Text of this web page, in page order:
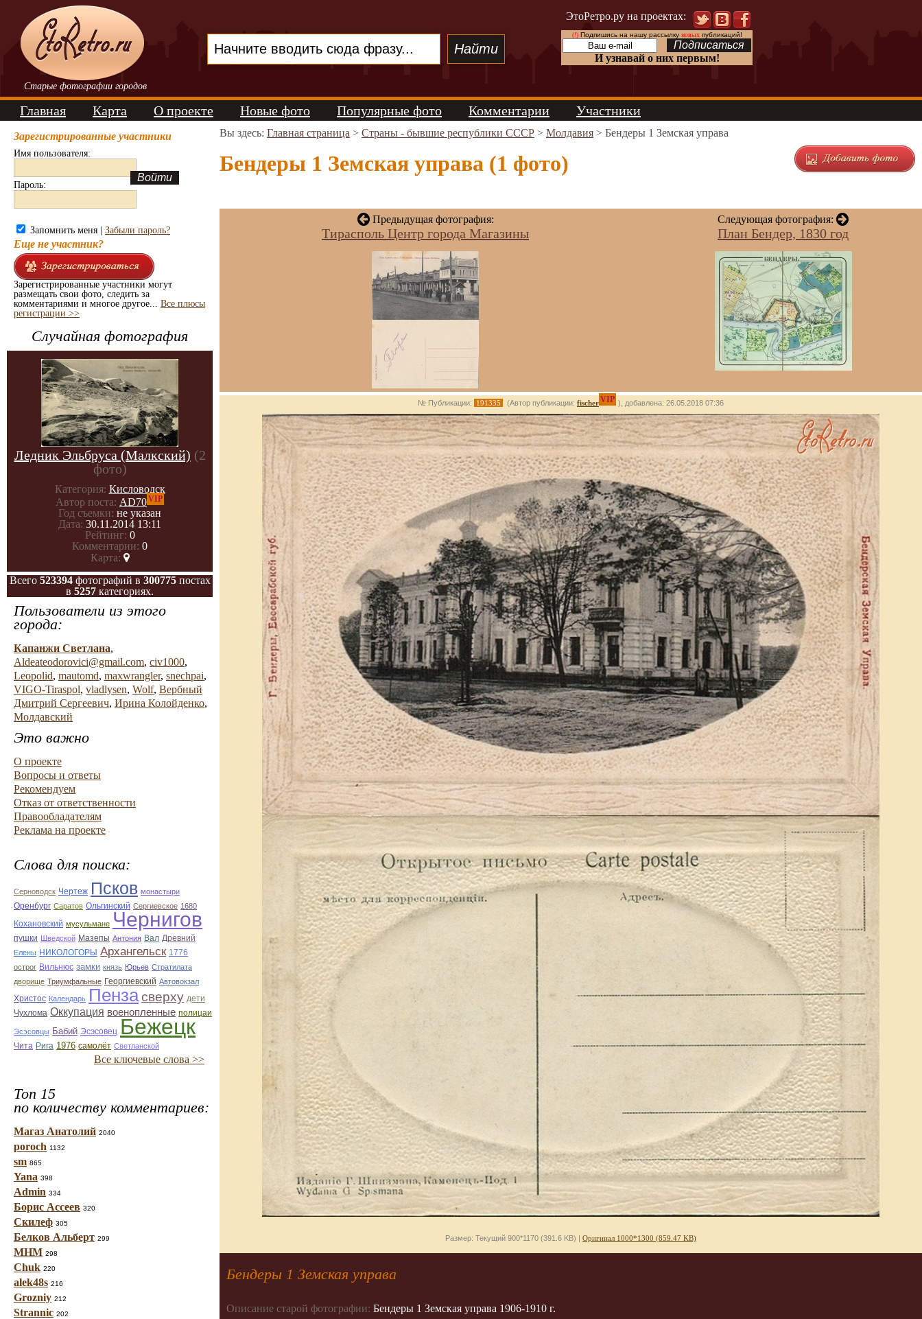
Старые фотографии городов
ЭтоРетро.ру на проектах:
(!)Подпишись на нашу рассылку новыхпубликаций!
И узнавай о них первым!
Главная Карта О проекте Новые фото Популярные фото Комментарии Участники
Зарегистрированные участники
Имя пользователя:
Пароль:
Запомнить меня | Забыли пароль?
Еще не участник?
Зарегистрированные участники могут
размещать свои фото, следить за
комментариями и многое другое... Все плюсы
регистрации >>
Случайная фотография
Ледник Эльбруса (Малкский) (2
фото)
Категория: Кисловодск
Автор поста: AD70VIP
Год съемки: не указан
Дата: 30.11.2014 13:11
Рейтинг: 0
Комментарии: 0
Карта:
Всего 523394фотографий в 300775постах
в 5257 категориях.
Пользователи из этого
города:
Капанжи Светлана,
Aldeateodorovici@gmail.com, civ1000,
Leopolid, mautomd, maxwrangler, snechpai,
VIGO-Tiraspol, vladlysen, Wolf, Вербный
Дмитрий Сергеевич, Ирина Колойденко,
Молдавский
Это важно
О проекте
Вопросы и ответы
Рекомендуем
Отказ от ответственности
Правообладателям
Реклама на проекте
Слова для поиска:
Серноводск Чертеж Псков монастыри
Оренбург Саратов Ольгинский Сергиевское 1680
Кохановский мусульмане Чернигов
пушки Шведской Мазепы Антония Вал Древний
Елены НИКОЛОГОРЫ Архангельск 1776
острог Вильнюс замки князь Юрьев Стратилата
дворище Триумфальные Георгиевский Автовокзал
Христос Календарь Пензасверху дети
Чухлома Оккупация военопленные полицаи
Эсэсовцы Бабий Эсэсовец Бежецк
Чита Рига 1976 самолёт Светланской
Все ключевые слова >>
Топ 15
по количеству комментариев:
Магаз Анатолий 2040
poroch 1132
sm 865
Yana 398
Admin 334
Борис Ассеев 320
Скилеф 305
Белков Альберт 299
МНМ 298
Chuk 220
alek48s 216
Grozniy 212
Strannic 202
Вы здесь: Главная страница > Страны - бывшие республики СССР > Молдавия > Бендеры 1 Земская управа
Бендеры 1 Земская управа (1 фото)
Предыдущая фотография:
Тирасполь Центр города Магазины
Следующая фотография:
План Бендер, 1830 год
№ Публикации: 191335 (Автор публикации: fischerVIP ), добавлена: 26.05.2018 07:36
Размер: Текущий 900*1170 (391.6 KB) | Оригинал 1000*1300 (859.47 KB)
Бендеры 1 Земская управа
Описание старой фотографии: Бендеры 1 Земская управа 1906-1910 г.